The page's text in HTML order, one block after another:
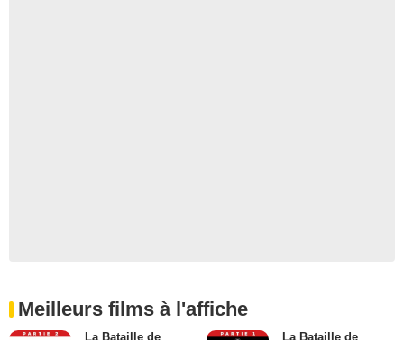
Meilleurs films à l'affiche
La Bataille de La Bataille de